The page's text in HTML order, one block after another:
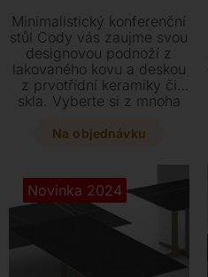
Minimalistický konferenční
stůl Cody vás zaujme svou
designovou podnoží z
lakovaného kovu a deskou
z prvotřídní keramiky či
skla. Vyberte si z mnoha
pravý kousek, který
Na objednávku
Novinka 2024